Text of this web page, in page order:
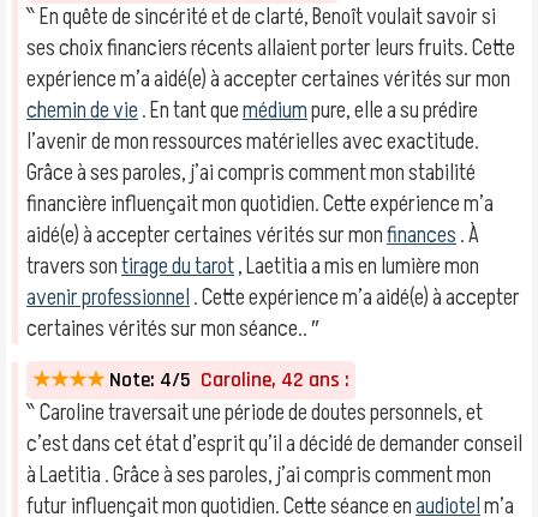
‶ En quête de sincérité et de clarté, Benoît voulait savoir si
ses choix financiers récents allaient porter leurs fruits. Cette
expérience m’a aidé(e) à accepter certaines vérités sur mon
chemin de vie. En tant quemédiumpure, elle a su prédire
l’avenir de mon ressources matérielles avec exactitude.
Grâce à ses paroles, j’ai compris comment mon stabilité
financière influençait mon quotidien. Cette expérience m’a
aidé(e) à accepter certaines vérités sur monfinances. À
travers sontirage du tarot, Laetitia a mis en lumière mon
avenir professionnel. Cette expérience m’a aidé(e) à accepter
certaines vérités sur mon séance.. ″
★★★★ Note: 4/5 Caroline, 42 ans :
‶ Caroline traversait une période de doutes personnels, et
c’est dans cet état d’esprit qu’il a décidé de demander conseil
à Laetitia . Grâce à ses paroles, j’ai compris comment mon
futur influençait mon quotidien. Cette séance enaudiotelm’a